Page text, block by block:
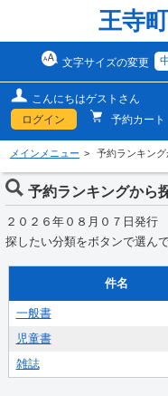
王寺
文字サイズの変更
こんにちはゲストさん
ログイン
予約カート
メインメニュー 予約ランキン
予約ランキングから
２０２６年０８月０７日発行
探したい分類をボタンで選ん
件名
一般書
児童書
雑誌